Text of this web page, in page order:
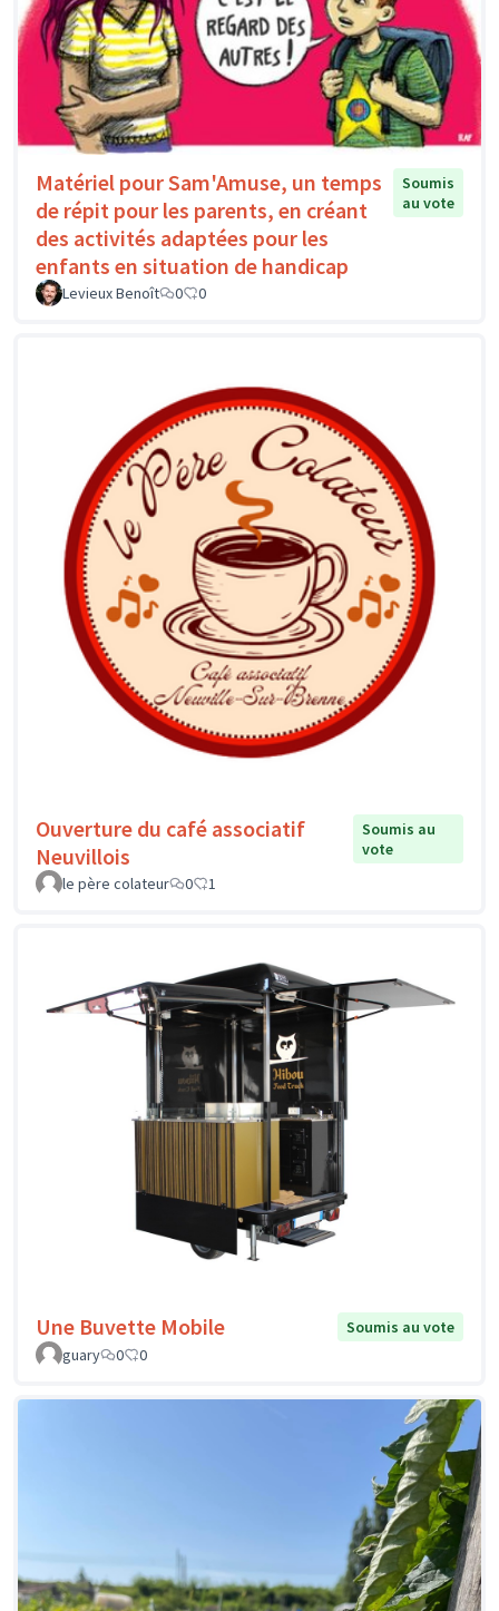
Matériel pour Sam'Amuse, un temps
de répit pour les parents, en créant
des activités adaptées pour les
enfants en situation de handicap
Soumis
au vote
Levieux Benoît 0 0
Ouverture du café associatif
Neuvillois
Soumis au
vote
le père colateur
0 1
Une Buvette Mobile
Soumis au vote
guary
0 0